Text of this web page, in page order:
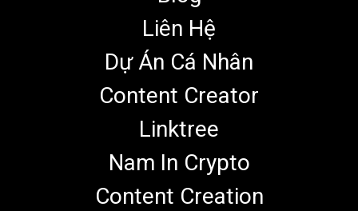
Liên Hệ
Dự Án Cá Nhân
Content Creator
Linktree
Nam In Crypto
Content Creation